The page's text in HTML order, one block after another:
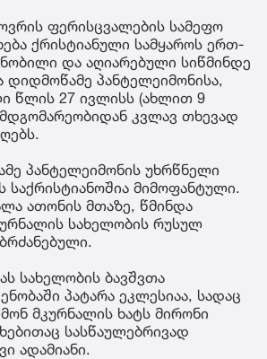
ფერისცვალების სამეფო
ქრისტიანული სამყაროს ერთ-
და აღიარებული სიწმინდე
დიდმოწამე პანტელეიმონისა,
წლის 27 ივლისს (ახლით 9
კვლავ თხევად
პანტელეიმონის უხრწნელი
საქრისტიანოშია მიმოფანტული.
ათონის მთაზე, წმინდა
სახელობის რუსულ
სახელობის ბავშვთა
პატარა ეკლესიაა, სადაც
მკურნალის ხატს მირონი
სასწაულებრივად
ადამიანი.